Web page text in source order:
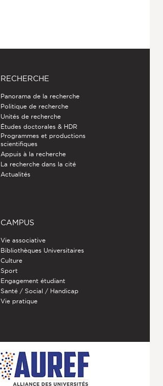
RECHERCHE
Panorama de la recherche
Politique de recherche
Unités de recherche
Études doctorales & HDR
Programmes et productions
scientifiques
Appuis à la recherche
La recherche dans la cité
Actualités
CAMPUS
Vie associative
Bibliothèques Universitaires
Culture
Sport
Engagement étudiant
Santé / Social / Handicap
Vie pratique